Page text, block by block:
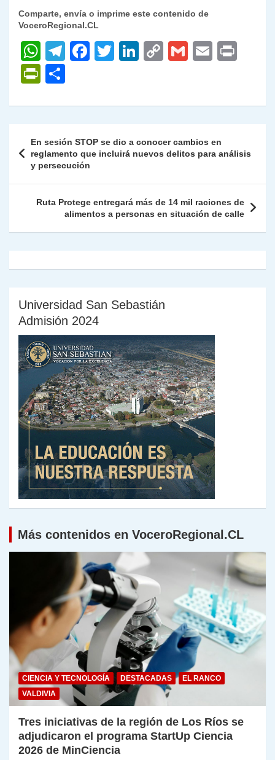
Comparte, envía o imprime este contenido de
VoceroRegional.CL
W
h
at
s
p
p
T
gr
m
F
e
o
k
T
er
Li
e
n
C
y
n
G
l
E
l
P
nt
Fr
ie
n
dl
y
m
p
ar
tir
de
entradas
En sesión STOP se dio a conocer cambios en
reglamento que incluirá nuevos delitos para análisis
y persecución
Ruta Protege entregará más de 14 mil raciones de
alimentos a personas en situación de calle
Universidad San Sebastián
Admisión 2024
Más contenidos en VoceroRegional.CL
CIENCIA Y TECNOLOGÍA DESTACADAS
EL RANCO
VALDIVIA
Tres iniciativas de la región de Los Ríos se
adjudicaron el programa StartUp Ciencia
2026 de MinCiencia